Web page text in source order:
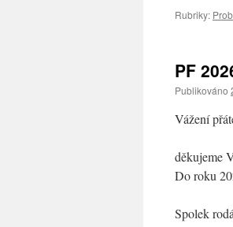
Rubriky:
PF
Publikováno
Vážení
děkujeme
Do roku
Spolek